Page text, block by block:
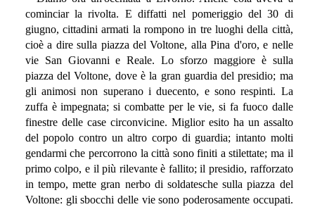
cominciar la rivolta. E diffatti nel pomeriggio del 30 di
giugno, cittadini armati la rompono in tre luoghi della città,
cioè a dire sulla piazza del Voltone, alla Pina d'oro, e nelle
vie San Giovanni e Reale. Lo sforzo maggiore è sulla
piazza del Voltone, dove è la gran guardia del presidio; ma
gli animosi non superano i duecento, e sono respinti. La
zuffa è impegnata; si combatte per le vie, si fa fuoco dalle
finestre delle case circonvicine. Miglior esito ha un assalto
del popolo contro un altro corpo di guardia; intanto molti
gendarmi che percorrono la città sono finiti a stilettate; ma il
primo colpo, e il più rilevante è fallito; il presidio, rafforzato
in tempo, mette gran nerbo di soldatesche sulla piazza del
Voltone: gli sbocchi delle vie sono poderosamente occupati.